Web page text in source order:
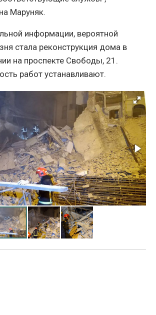
Маруняк.
информации, вероятной
стала реконструкция дома в
на проспекте Свободы, 21.
работ устанавливают.